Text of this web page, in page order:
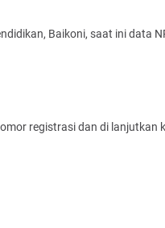
Baikoni, saat ini data
registrasi dan di lanjutkan